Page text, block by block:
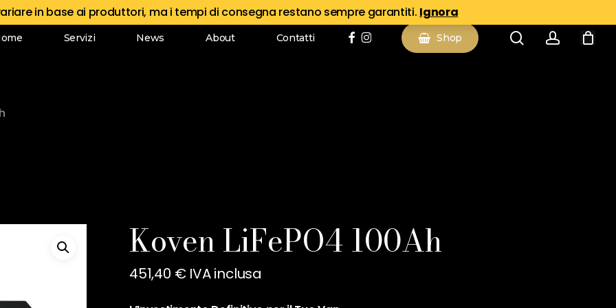
in base ai produttori, ma i tempi di consegna restano sempre garantiti. Ignora
Servizi News About Contatti facebook
instagram Shop searchaccount
Koven LiFePO4 100Ah
451,40 € IVA inclusa
Recensisci per primo “Koven LiFePO4 100Ah”